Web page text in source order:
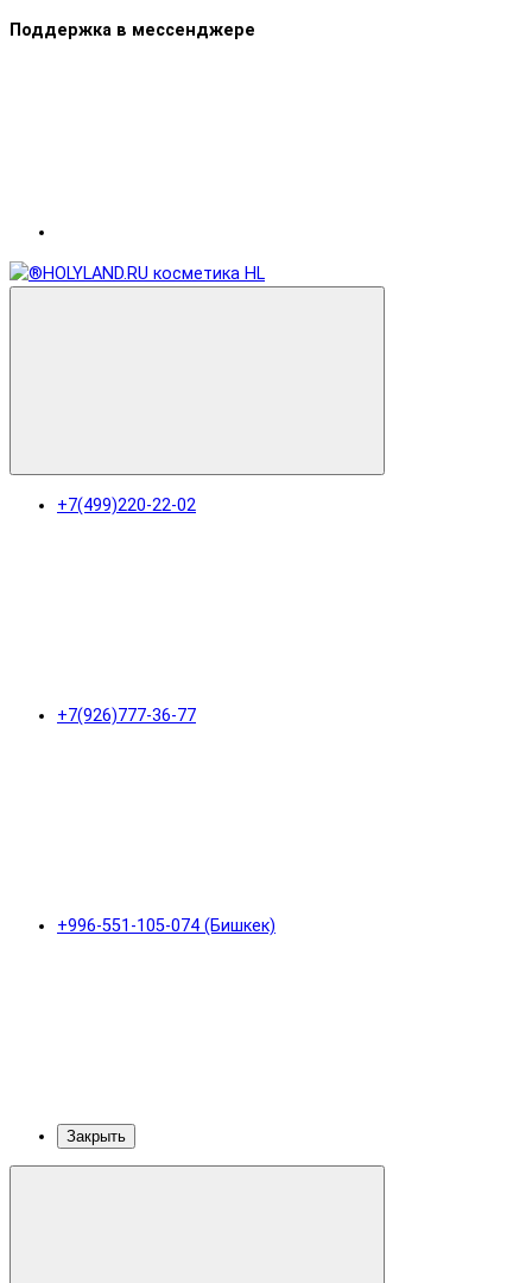
Поддержка в мессенджере
+7(499)220-22-02
+7(926)777-36-77
+996-551-105-074 (Бишкек)
Закрыть